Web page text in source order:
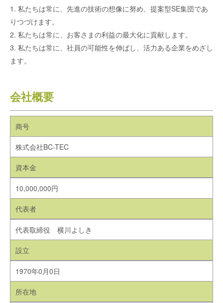
1. 私たちは常に、先進の技術の想像に努め、提案型SE集団であ
りつづけます。
2. 私たちは常に、お客さまの利益の最大化に貢献します。
3. 私たちは常に、社員の可能性を伸ばし、活力ある企業をめざし
ます。
会社概要
商号
株式会社BC-TEC
資本金
10,000,000円
代表者
代表取締役 横川よしき
設立
1970年0月0日
所在地